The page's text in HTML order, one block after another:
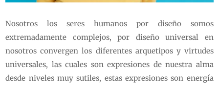
Nosotros los seres humanos por diseño somos
extremadamente complejos, por diseño universal en
nosotros convergen los diferentes arquetipos y virtudes
universales, las cuales son expresiones de nuestra alma
desde niveles muy sutiles, estas expresiones son energía